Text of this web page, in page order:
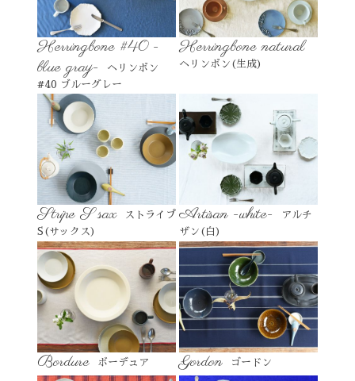
Herringbone #40 -
blue gray-
ヘリンボン
#40 ブルーグレー
Herringbone natural
ヘリンボン(生成)
Stripe S sax
ストライプ
S(サックス)
Artisan -white-
アルチ
ザン(白)
Bordure ボーデュア Gordon ゴードン